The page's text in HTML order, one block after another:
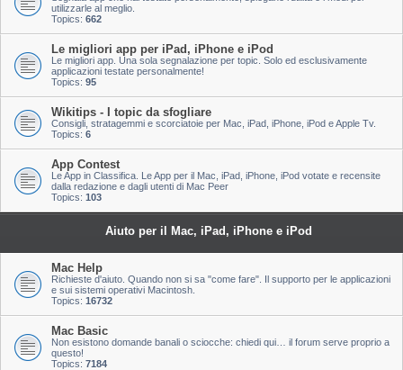
utilizzarle al meglio.
Topics: 662
Le migliori app per iPad, iPhone e iPod
Le migliori app. Una sola segnalazione per topic. Solo ed esclusivamente
applicazioni testate personalmente!
Topics: 95
Wikitips - I topic da sfogliare
Consigli, stratagemmi e scorciatoie per Mac, iPad, iPhone, iPod e Apple Tv.
Topics: 6
App Contest
Le App in Classifica. Le App per il Mac, iPad, iPhone, iPod votate e recensite
dalla redazione e dagli utenti di Mac Peer
Topics: 103
Aiuto per il Mac, iPad, iPhone e iPod
Mac Help
Richieste d'aiuto. Quando non si sa "come fare". Il supporto per le applicazioni
e sui sistemi operativi Macintosh.
Topics: 16732
Mac Basic
Non esistono domande banali o sciocche: chiedi qui… il forum serve proprio a
questo!
Topics: 7184